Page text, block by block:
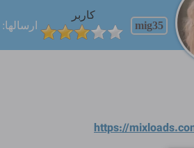
mig35
کاربر
ارسالها: 3848
https://